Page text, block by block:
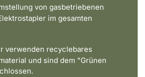
von gasbetriebenen
im gesamten
verwenden recyclebares
und sind dem "Grünen